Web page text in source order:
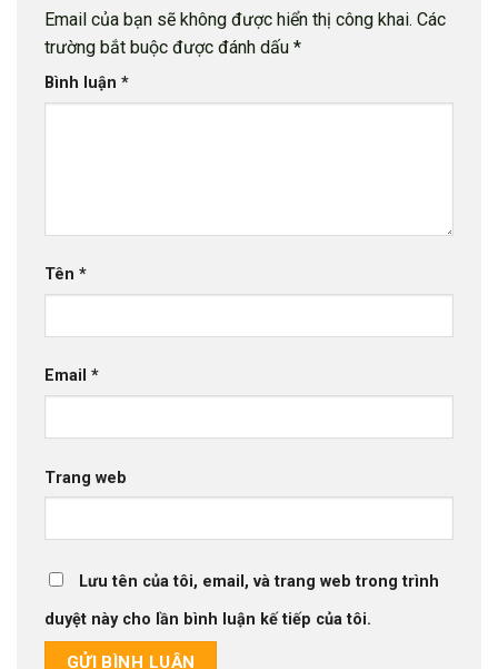
Email của bạn sẽ không được hiển thị công khai. Các
trường bắt buộc được đánh dấu *
Bình luận *
Tên *
Email *
Trang web
Lưu tên của tôi, email, và trang web trong trình
duyệt này cho lần bình luận kế tiếp của tôi.